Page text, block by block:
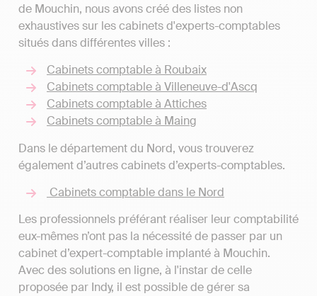
de Mouchin, nous avons créé des listes non
exhaustives sur les cabinets d'experts-comptables
situés dans différentes villes :
Cabinets comptable à Roubaix
Cabinets comptable à Villeneuve-d'Ascq
Cabinets comptable à Attiches
Cabinets comptable à Maing
Dans le département du Nord, vous trouverez
également d’autres cabinets d’experts-comptables.
Cabinets comptable dans le Nord
Les professionnels préférant réaliser leur comptabilité
eux-mêmes n’ont pas la nécessité de passer par un
cabinet d’expert-comptable implanté à Mouchin.
Avec des solutions en ligne, à l'instar de celle
proposée par Indy, il est possible de gérer sa